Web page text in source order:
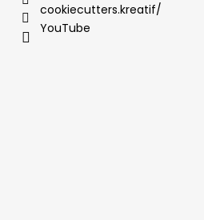
cookiecutters.kreatif/
YouTube